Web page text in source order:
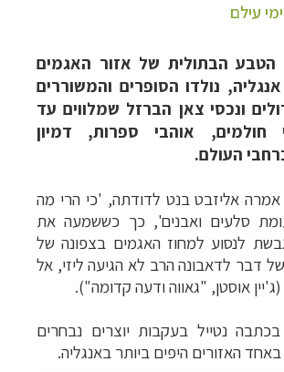
עילם
הטבע הבתולית של אזור האגמים
נולדו הסופרים והמשוררים
ונכסי צאן הברזל שמלווים עד
חולמים, אוהבי ספרות, דמיון
העולם.
אמרה אליזבט בנט לדודתה, 'כי הרי מה
סלעים ואבנים', כך כששמעה את
לנסוע למחוז האגמים בצפונה של
דבר לדאבונה הרב לא הגיעה ליזי, אל
אוסטן, "גאווה ודעה קדומה").
נטייל בעקבות יוצרים נבחרים
האזורים היפים ביותר באנגליה.